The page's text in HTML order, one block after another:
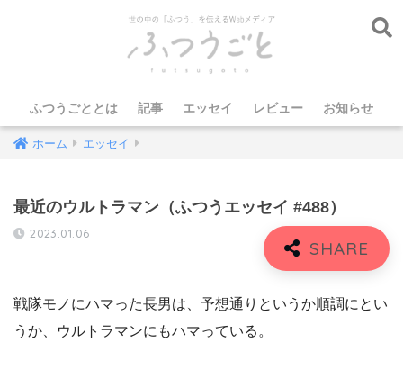
ふつうごととは 記事 エッセイ レビュー お知らせ
ホーム エッセイ
最近のウルトラマン（ふつうエッセイ #488）
2023.01.06
戦隊モノにハマった長男は、予想通りというか順調にとい
うか、ウルトラマンにもハマっている。